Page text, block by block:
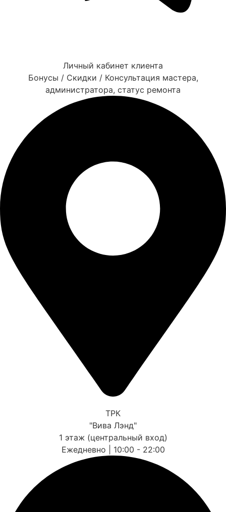
Личный кабинет клиента
Бонусы / Скидки / Консультация мастера,
администратора, статус ремонта
ТРК
"Вива Лэнд"
1 этаж (центральный вход)
Ежедневно | 10:00 - 22:00